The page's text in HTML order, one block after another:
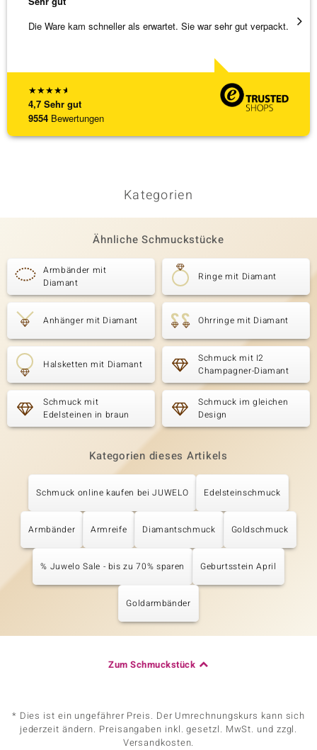
★★★★★
4,7 Sehr gut
9554 Bewertungen
Die Ware kam schneller als erwartet. Sie war sehr gut verpackt.
Kategorien
Ähnliche Schmuckstücke
Armbänder mit
Diamant
Ringe mit Diamant
Anhänger mit Diamant Ohrringe mit Diamant
Halsketten mit Diamant
Schmuck mit I2
Champagner-Diamant
Schmuck mit
Edelsteinen in braun
Schmuck im gleichen
Design
Kategorien dieses Artikels
Schmuck online kaufen bei JUWELO Edelsteinschmuck
Armbänder Armreife Diamantschmuck Goldschmuck
% Juwelo Sale - bis zu 70% sparen Geburtsstein April
Goldarmbänder
Zum Schmuckstück
* Dies ist ein ungefährer Preis. Der Umrechnungskurs kann sich
jederzeit ändern. Preisangaben inkl. gesetzl. MwSt. und zzgl.
Versandkosten.